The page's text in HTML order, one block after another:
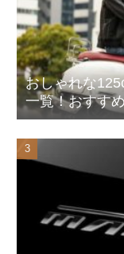
おしゃれな
一覧！おすす